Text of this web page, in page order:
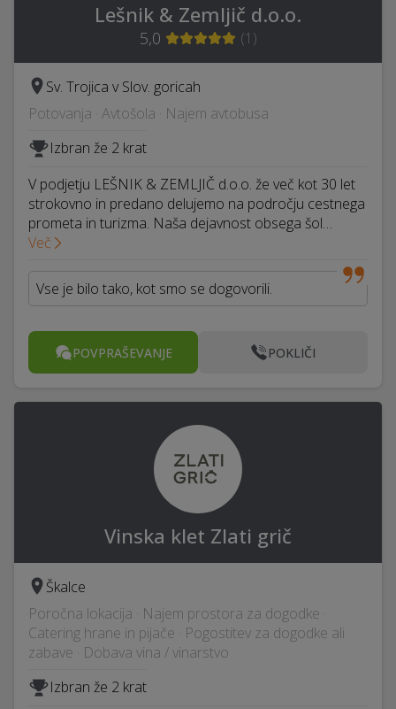
Lešnik & Zemljič d.o.o.
5,0 (1 )
Sv. Trojica v Slov. goricah
Potovanja · Avtošola · Najem avtobusa
Izbran že 2 krat
V podjetju LEŠNIK & ZEMLJIČ d.o.o. že več kot 30 let
strokovno in predano delujemo na področju cestnega
prometa in turizma. Naša dejavnost obsega šol…
Več
Vse je bilo tako, kot smo se dogovorili.
POVPRAŠEVANJE POKLIČI
Vinska klet Zlati grič
Škalce
Poročna lokacija · Najem prostora za dogodke ·
Catering hrane in pijače · Pogostitev za dogodke ali
zabave · Dobava vina / vinarstvo
Izbran že 2 krat